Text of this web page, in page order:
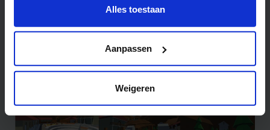
https://www.hku.nl/privacy-statement-en-
Alles toestaan
Aanpassen
Weigeren